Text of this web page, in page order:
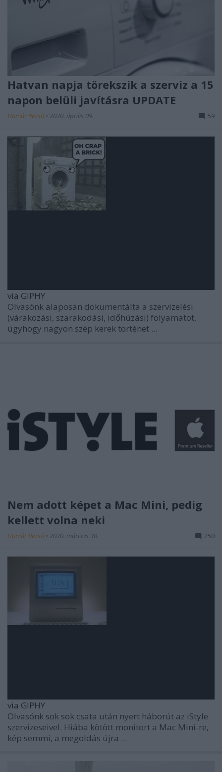
Hatvan napja törekszik a szerviz a 15
napon belüli javításra UPDATE
Homár Rezső • 2020. április 09. 59
via GIPHY
Olvasónk alaposan dokumentálta a szervizelési
(várakozási, szarakodási, időhúzási) folyamatot,
úgyhogy nagyon szép kerek történet ...
Nem adott képet a Mac Mini, pedig
kellett volna neki
Homár Rezső • 2020. március 30. 250
via GIPHY
Olvasónk sok sok csata után nyert háborút az iStyle
szervizeseivel. Hiába kötött monitort a Mac Mini-re,
kép semmi, a megoldás újra ...